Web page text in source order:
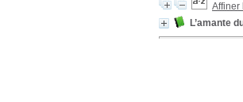
Affiner
L’amante